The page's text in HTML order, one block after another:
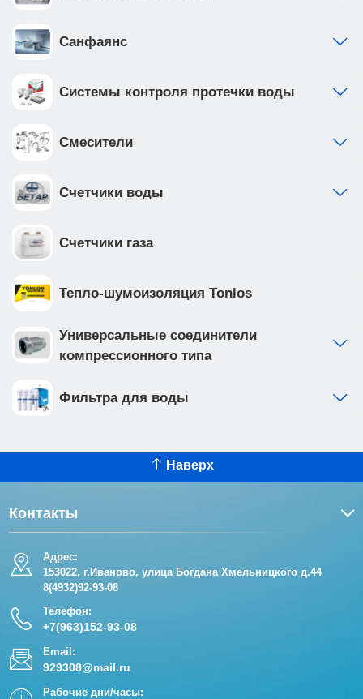
Санфаянс
Системы контроля протечки воды
Смесители
Счетчики воды
Счетчики газа
Тепло-шумоизоляция Tonlos
Универсальные соединители
компрессионного типа
Фильтра для воды
Наверх
Контакты
Адрес:
153022, г.Иваново, улица Богдана Хмельницкого д.44
8(4932)92-93-08
Телефон:
+7(963)152-93-08
Email:
929308@mail.ru
Рабочие дни/часы: